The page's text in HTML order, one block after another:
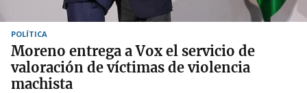
POLÍTICA
Moreno entrega a Vox el servicio de
valoración de víctimas de violencia
machista